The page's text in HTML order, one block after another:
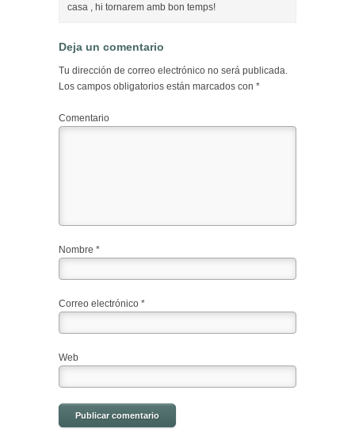
casa , hi tornarem amb bon temps!
Deja un comentario
Tu dirección de correo electrónico no será publicada.
Los campos obligatorios están marcados con *
Comentario
Nombre *
Correo electrónico *
Web